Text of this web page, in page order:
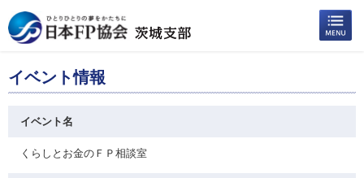
イベント情報
イベント名
くらしとお金のＦＰ相談室